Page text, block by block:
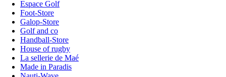
Espace Golf
Foot-Store
Galop-Store
Golf and co
Handball-Store
House of rugby
La sellerie de Maé
Made in Paradis